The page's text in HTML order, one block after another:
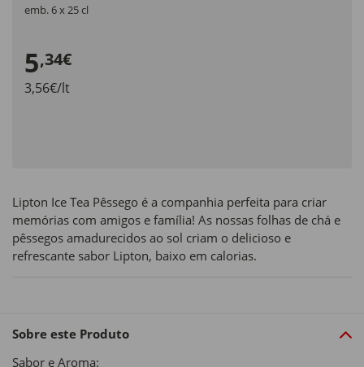
emb. 6 x 25 cl
5,34€
3,56€/lt
Lipton Ice Tea Pêssego é a companhia perfeita para criar
memórias com amigos e família! As nossas folhas de chá e
pêssegos amadurecidos ao sol criam o delicioso e
refrescante sabor Lipton, baixo em calorias.
Sobre este Produto
Sabor e Aroma: